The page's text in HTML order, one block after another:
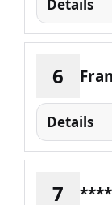
Details
6
Details
7 ****